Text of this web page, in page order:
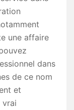
une affaire
dans
de ce nom
et
vrai